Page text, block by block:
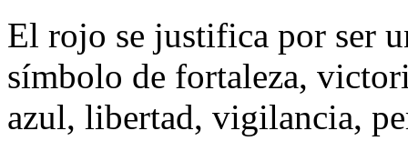
El rojo se justifica por ser
símbolo de fortaleza,
azul, libertad, vigilancia,